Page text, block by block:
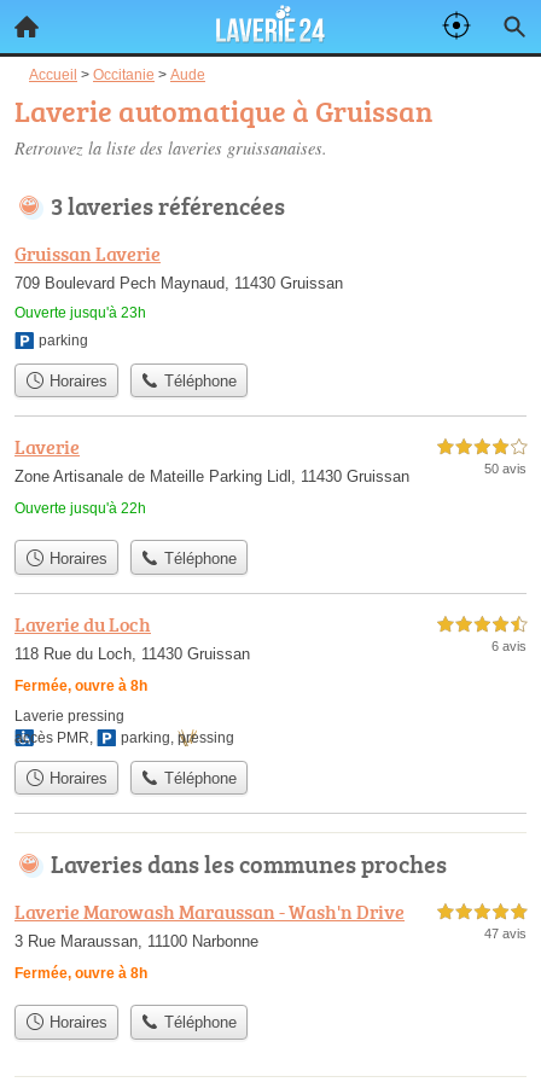
Accueil > Occitanie > Aude
Laverie automatique à Gruissan
Retrouvez la liste des laveries gruissanaises.
3 laveries référencées
Gruissan Laverie
709 Boulevard Pech Maynaud, 11430 Gruissan
Ouverte jusqu'à 23h
parking
Horaires Téléphone
Laverie
Zone Artisanale de Mateille Parking Lidl, 11430 Gruissan
Ouverte jusqu'à 22h
4,0 étoiles sur 5
50 avis
Horaires Téléphone
Laverie du Loch
118 Rue du Loch, 11430 Gruissan
Fermée, ouvre à 8h
4,5 étoiles sur 5
6 avis
Laverie pressing
accès PMR
parking pressing
Horaires Téléphone
Laveries dans les communes proches
Laverie Marowash Maraussan - Wash'n Drive
3 Rue Maraussan, 11100 Narbonne
Fermée, ouvre à 8h
5,0 étoiles sur 5
47 avis
Horaires Téléphone